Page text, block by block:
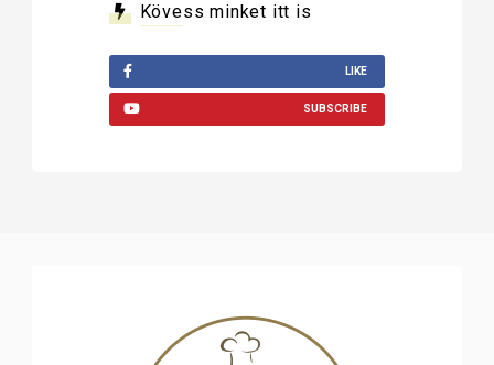
Kövess minket itt is
LIKE
SUBSCRIBE